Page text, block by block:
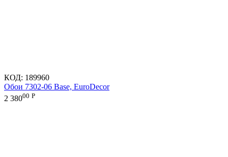
КОД: 189960
Обои 7302-06 Base, EuroDecor
2 38000 Р